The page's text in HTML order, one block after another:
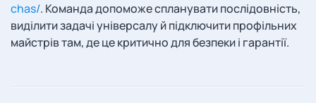
chas/. Команда допоможе спланувати послідовність,
виділити задачі універсалу й підключити профільних
майстрів там, де це критично для безпеки і гарантії.